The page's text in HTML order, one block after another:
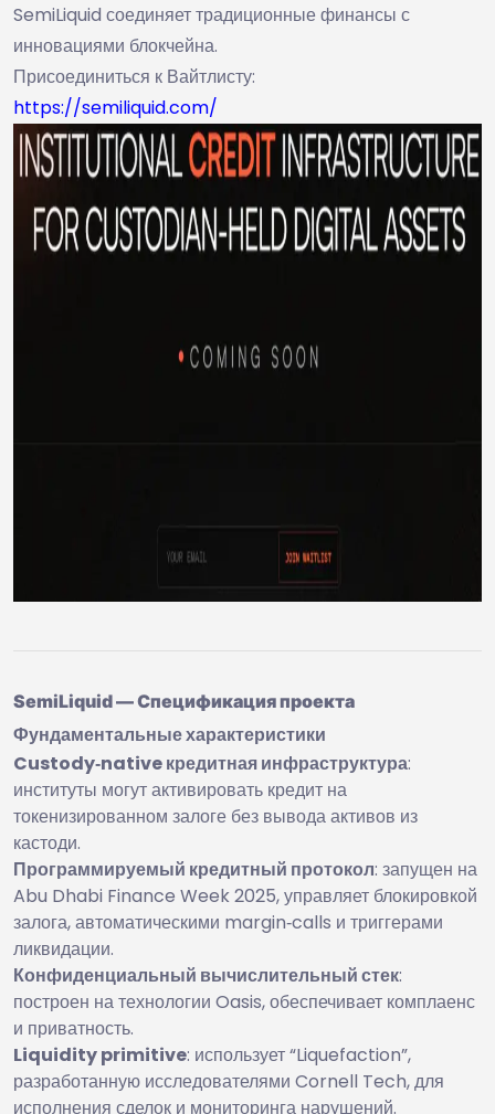
SemiLiquid соединяет традиционные финансы с
инновациями блокчейна.
Присоединиться к Вайтлисту:
https://semiliquid.com/
SemiLiquid — Спецификация проекта
Фундаментальные характеристики
Custody‑native кредитная инфраструктура:
институты могут активировать кредит на
токенизированном залоге без вывода активов из
кастоди.
Программируемый кредитный протокол: запущен на
Abu Dhabi Finance Week 2025, управляет блокировкой
залога, автоматическими margin‑calls и триггерами
ликвидации.
Конфиденциальный вычислительный стек:
построен на технологии Oasis, обеспечивает комплаенс
и приватность.
Liquidity primitive: использует “Liquefaction”,
разработанную исследователями Cornell Tech, для
исполнения сделок и мониторинга нарушений.